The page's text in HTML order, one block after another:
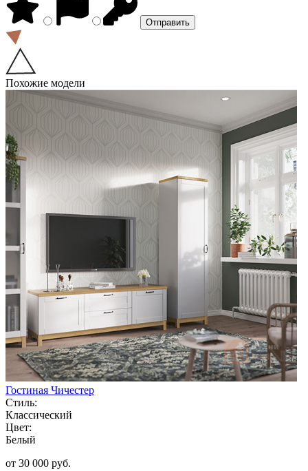
Похожие модели
Гостиная Чичестер
Стиль:
Классический
Цвет:
Белый
от 30 000 руб.